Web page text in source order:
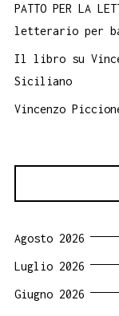
PATTO PER LA
letterario per
Il libro su
Siciliano
Vincenzo
Agosto 2026
Luglio 2026
Giugno 2026